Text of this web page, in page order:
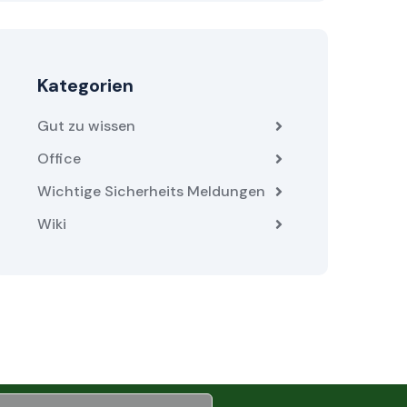
Kategorien
Gut zu wissen
Office
Wichtige Sicherheits Meldungen
Wiki